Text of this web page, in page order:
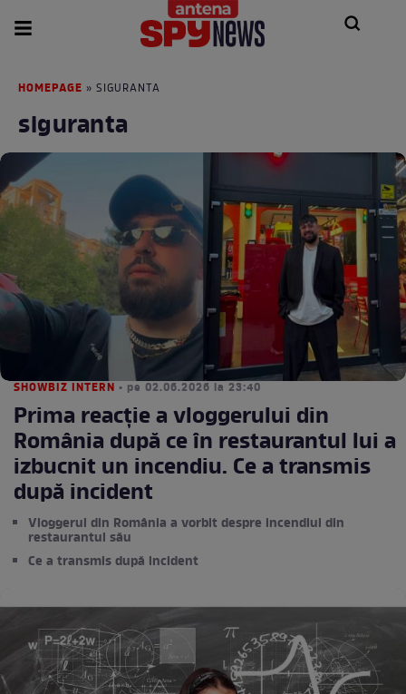
HOMEPAGE » SIGURANTA
siguranta
SHOWBIZ INTERN • pe 02.06.2026 la 23:40
Prima reacție a vloggerului din
România după ce în restaurantul lui a
izbucnit un incendiu. Ce a transmis
după incident
Vloggerul din România a vorbit despre incendiul din
restaurantul său
Ce a transmis după incident